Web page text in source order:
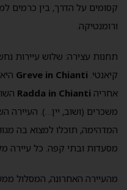
קסומים על הדרך, בין כרמים
ורומנטיקה.
תחנות עצירה: שלוש עיירות
קיאנטי.
אחריה
משכרים (ושוב, יין…). העיירה
המדהימה, תוכלו למצוא בה
מסעדות ובתי קפה. כל
מהעיירה האחרונה, המסלול